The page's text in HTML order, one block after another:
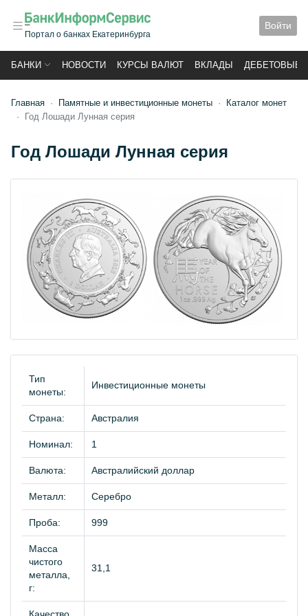
Портал о банках Екатеринбурга
Войти
БАНКИ НОВОСТИ КУРСЫ ВАЛЮТ ВКЛАДЫ ДЕБЕТОВЫЕ
Главная Памятные и инвестиционные монеты
Каталог монет
Год Лошади Лунная серия
Год Лошади Лунная серия
Тип
монеты:
Инвестиционные монеты
Страна: Австралия
Номинал: 1
Валюта: Австралийский доллар
Металл: Серебро
Проба: 999
Масса
чистого
металла,
г:
31,1